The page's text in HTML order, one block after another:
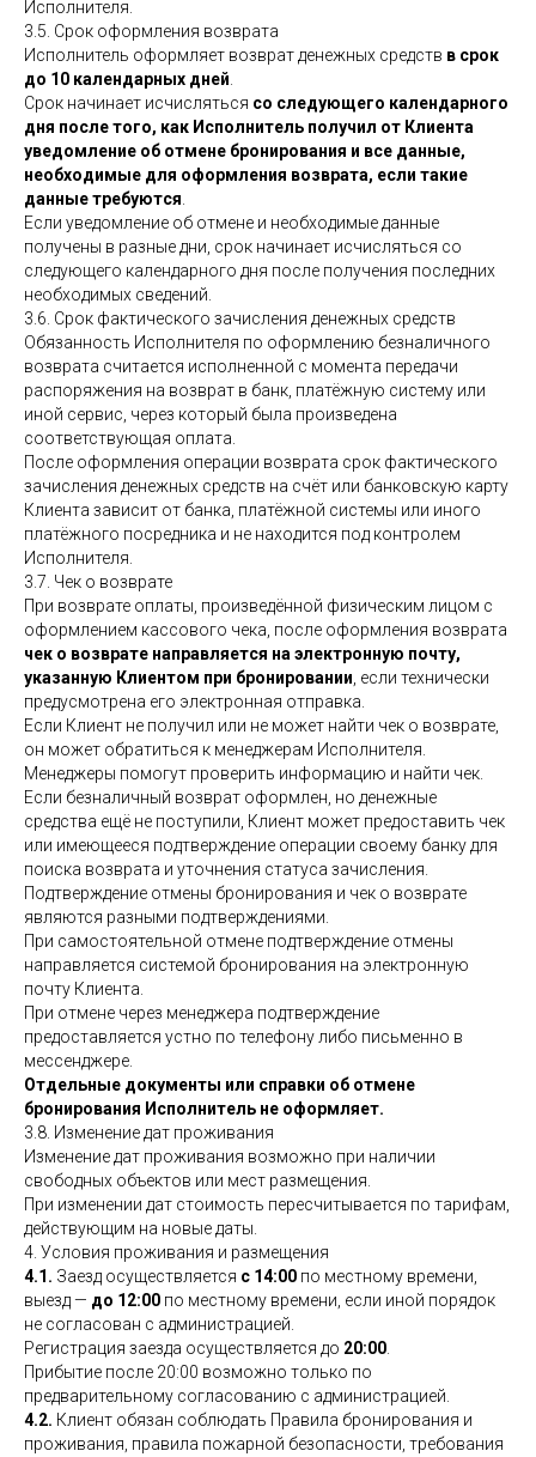
Исполнителя.
3.5. Срок оформления возврата
Исполнитель оформляет возврат денежных средств в срок
до 10 календарных дней
Срок начинает исчисляться со следующего календарного
дня после того, как Исполнитель получил от Клиента
уведомление об отмене бронирования и все данные,
необходимые для оформления возврата, если такие
данные требуются
Если уведомление об отмене и необходимые данные
получены в разные дни, срок начинает исчисляться со
следующего календарного дня после получения последних
необходимых сведений.
3.6. Срок фактического зачисления денежных средств
Обязанность Исполнителя по оформлению безналичного
возврата считается исполненной с момента передачи
распоряжения на возврат в банк, платёжную систему или
иной сервис, через который была произведена
соответствующая оплата.
После оформления операции возврата срок фактического
зачисления денежных средств на счёт или банковскую карту
Клиента зависит от банка, платёжной системы или иного
платёжного посредника и не находится под контролем
Исполнителя.
3.7. Чек о возврате
При возврате оплаты, произведённой физическим лицом с
оформлением кассового чека, после оформления возврата
чек о возврате направляется на электронную почту,
указанную Клиентом при бронировании , если технически
предусмотрена его электронная отправка.
Если Клиент не получил или не может найти чек о возврате,
он может обратиться к менеджерам Исполнителя.
Менеджеры помогут проверить информацию и найти чек.
Если безналичный возврат оформлен, но денежные
средства ещё не поступили, Клиент может предоставить чек
или имеющееся подтверждение операции своему банку для
поиска возврата и уточнения статуса зачисления.
Подтверждение отмены бронирования и чек о возврате
являются разными подтверждениями.
При самостоятельной отмене подтверждение отмены
направляется системой бронирования на электронную
почту Клиента.
При отмене через менеджера подтверждение
предоставляется устно по телефону либо письменно в
мессенджере.
Отдельные документы или справки об отмене
бронирования Исполнитель не оформляет.
3.8. Изменение дат проживания
Изменение дат проживания возможно при наличии
свободных объектов или мест размещения.
При изменении дат стоимость пересчитывается по тарифам,
действующим на новые даты.
4. Условия проживания и размещения
4.1. Заезд осуществляется с 14:00 по местному времени,
выезд — до 12:00 по местному времени, если иной порядок
не согласован с администрацией.
Регистрация заезда осуществляется до 20:00
Прибытие после 20:00 возможно только по
предварительному согласованию с администрацией.
4.2. Клиент обязан соблюдать Правила бронирования и
проживания, правила пожарной безопасности, требования